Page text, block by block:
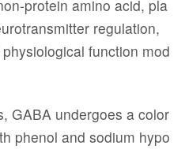
protein amino acid, pla
regulation,
function mod
GABA undergoes a color
phenol and sodium hypo